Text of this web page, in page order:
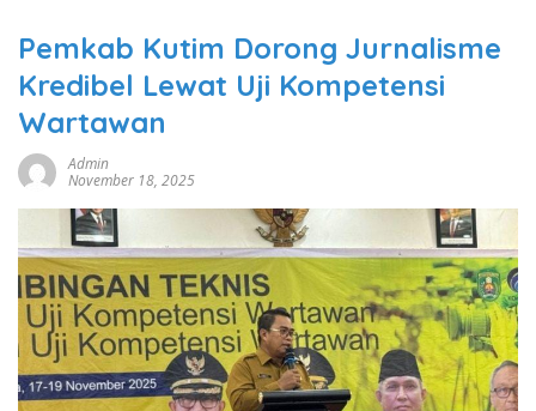
Pemkab Kutim Dorong Jurnalisme
Kredibel Lewat Uji Kompetensi
Wartawan
Admin
November 18, 2025